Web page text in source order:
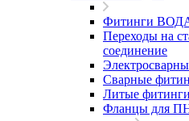
Фитинги
Переходы на
соединение
Сварные
Литые
Фланцы для